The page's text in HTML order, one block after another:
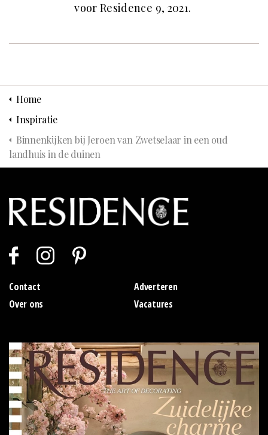
voor Residence 9, 2021.
Home
Inspiratie
Binnenkijken bij Jeroen van Zwetselaar in een oud
landhuis in de duinen
Contact
Adverteren
Over ons
Vacatures